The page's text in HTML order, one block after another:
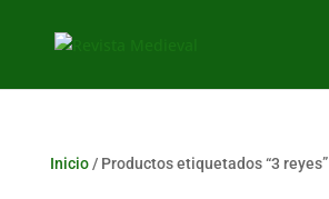
Inicio/ Productos etiquetados “3 reyes”